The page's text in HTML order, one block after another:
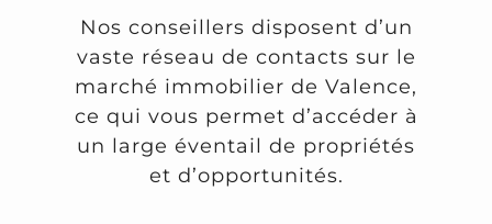
Nos conseillers disposent d’un
vaste réseau de contacts sur le
marché immobilier de Valence,
ce qui vous permet d’accéder à
un large éventail de propriétés
et d’opportunités.